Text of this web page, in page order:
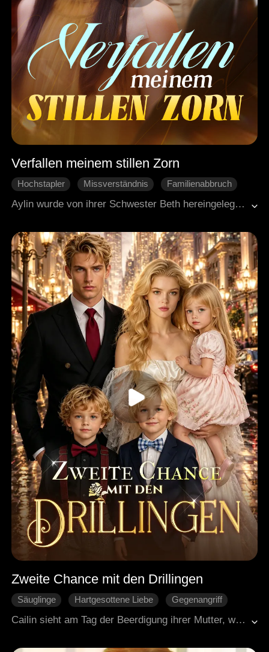
Verfallen meinem stillen Zorn
Hochstapler Missverständnis
Familienabbruch
Aylin wurde von ihrer Schwester Beth hereingelegt, und ihre Familie, von den Anschuldigungen getäuscht, schickte sie in ein Erziehungsheim, wo sie brutale Behandlung ertragen musste, die sie sprachlos machte. Selbst nach ihrer Rückkehr nach Hause blieb die Familie kalt und misstrauisch. Gebrochenen Herzens verließ Aylin das Haus und widmete sich dem Studium an einem medizinischen Institut. Sobald ihre Stimme zurückkehrte, begann sie ihre Rache an Beth.
Zweite Chance mit den Drillingen
Säuglinge Hartgesottene Liebe
Gegenangriff
Cailin sieht am Tag der Beerdigung ihrer Mutter, wie ihr Verlobter mit seiner Geliebten heimkommt. Sie ist fertig, tut so, als hätte sie das Kind verloren, und haut ab. Sie zieht ihre drei Kinder allein groß. Jahre später treffen sie sich wieder. Die Kinder spielen ihrem Vater Streiche. Er merkt, dass sie seine sind. Die Geliebte versucht, Ärger zu machen, aber Cailin und Hilliard klären alles. Am Ende holt er seine Familie zurück. Sie werden glücklich.